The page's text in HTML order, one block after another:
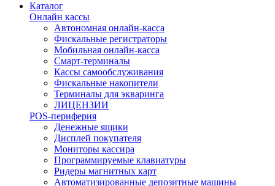
Каталог
Онлайн кассы
Автономная онлайн-касса
Фискальные регистраторы
Мобильная онлайн-касса
Смарт-терминалы
Кассы самообслуживания
Фискальные накопители
Терминалы для экваринга
ЛИЦЕНЗИИ
POS-периферия
Денежные ящики
Дисплей покупателя
Мониторы кассира
Программируемые клавиатуры
Ридеры магнитных карт
Автоматизированные депозитные машины